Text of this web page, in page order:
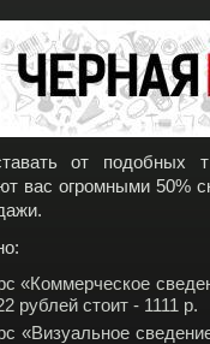
от подобных
вас огромными 50%
«Коммерческое
рублей стоит - 1111 р.
«Визуальное